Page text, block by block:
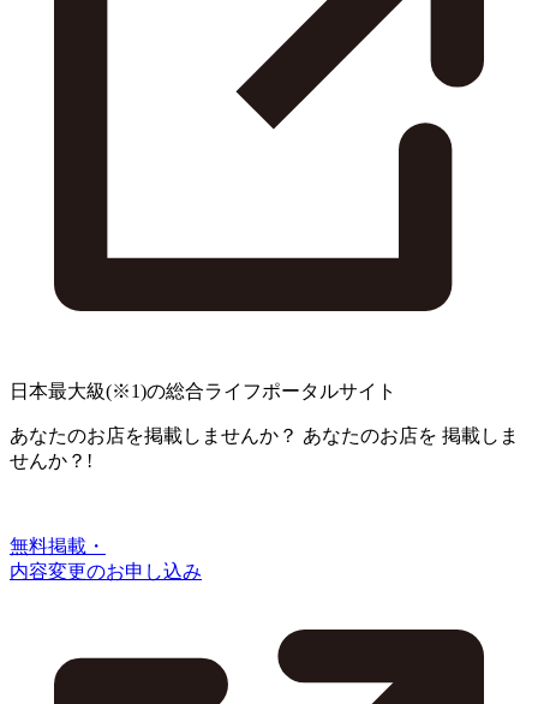
日本最大級(※1)の総合ライフポータルサイト
あなたのお店を掲載しませんか？ あなたのお店を 掲載しま
せんか？!
無料掲載・
内容変更のお申し込み